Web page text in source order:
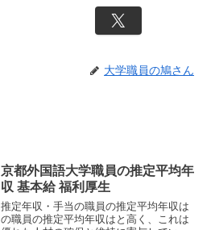
大学職員の鳩さん
京都外国語大学職員の推定平均年
収 基本給 福利厚生
推定年収・手当の職員の推定平均年収は
の職員の推定平均年収はと高く、これは